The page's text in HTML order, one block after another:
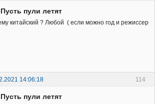
пули летят
китайский ? Любой ( если можно год и режиссер
114
14:06:18
пули летят